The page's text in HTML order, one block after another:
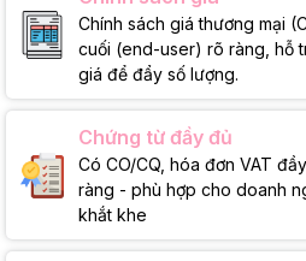
Chính sách giá thương mại
cuối (end-user) rõ ràng, hỗ
giá để đẩy số lượng.
Chứng từ đầy đủ
Có CO/CQ, hóa đơn VAT
ràng - phù hợp cho doanh
khắt khe